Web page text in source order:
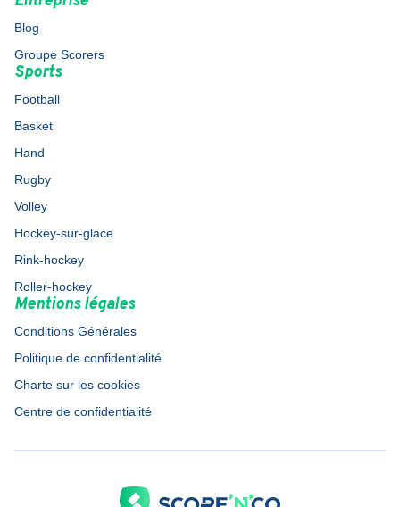
Blog
Groupe Scorers
Sports
Football
Basket
Hand
Rugby
Volley
Hockey-sur-glace
Rink-hockey
Roller-hockey
Mentions légales
Conditions Générales
Politique de confidentialité
Charte sur les cookies
Centre de confidentialité